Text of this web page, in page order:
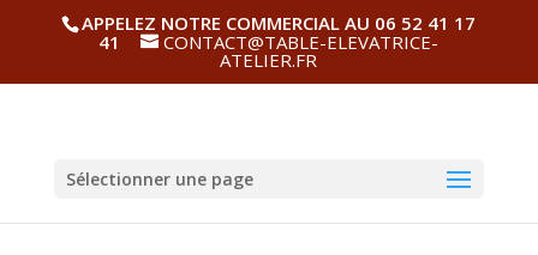
APPELEZ NOTRE COMMERCIAL AU 06 52 41 17
41
CONTACT@TABLE-ELEVATRICE-
ATELIER.FR
Sélectionner une page